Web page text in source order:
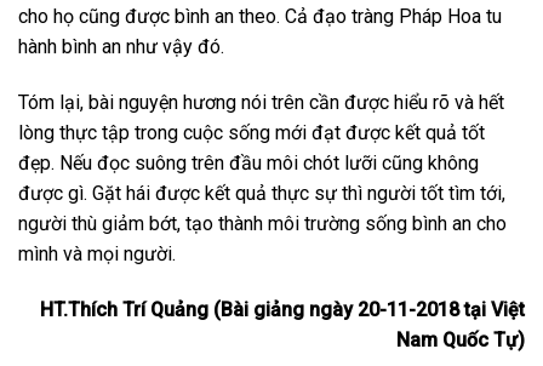
cho họ cũng được bình an theo. Cả đạo tràng Pháp Hoa tu
hành bình an như vậy đó.
Tóm lại, bài nguyện hương nói trên cần được hiểu rõ và hết
lòng thực tập trong cuộc sống mới đạt được kết quả tốt
đẹp. Nếu đọc suông trên đầu môi chót lưỡi cũng không
được gì. Gặt hái được kết quả thực sự thì người tốt tìm tới,
người thù giảm bớt, tạo thành môi trường sống bình an cho
mình và mọi người.
HT.Thích Trí Quảng (Bài giảng ngày 20-11-2018 tại Việt
Nam Quốc Tự)